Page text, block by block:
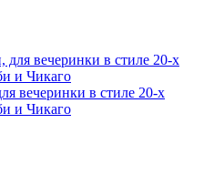
вечеринки в стиле 20-х
и Чикаго